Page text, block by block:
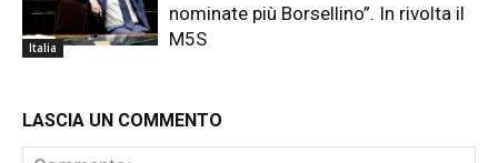
Italia
nominate più Borsellino”. In rivolta il
M5S
LASCIA UN COMMENTO